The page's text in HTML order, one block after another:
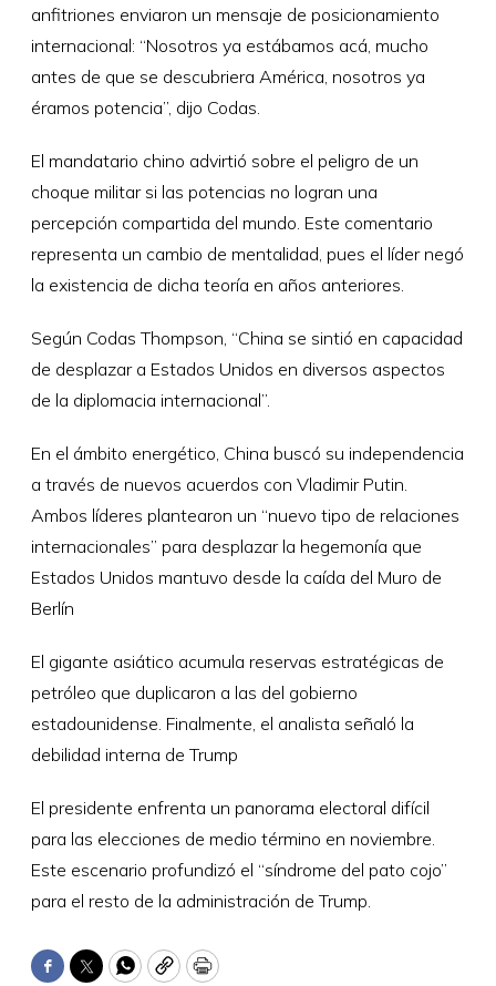
anfitriones enviaron un mensaje de posicionamiento
internacional: “Nosotros ya estábamos acá, mucho
antes de que se descubriera América, nosotros ya
éramos potencia”, dijo Codas.
El mandatario chino advirtió sobre el peligro de un
choque militar si las potencias no logran una
percepción compartida del mundo. Este comentario
representa un cambio de mentalidad, pues el líder negó
la existencia de dicha teoría en años anteriores.
Según Codas Thompson, “China se sintió en capacidad
de desplazar a Estados Unidos en diversos aspectos
de la diplomacia internacional”.
En el ámbito energético, China buscó su independencia
a través de nuevos acuerdos con Vladimir Putin.
Ambos líderes plantearon un “nuevo tipo de relaciones
internacionales” para desplazar la hegemonía que
Estados Unidos mantuvo desde la caída del Muro de
Berlín
El gigante asiático acumula reservas estratégicas de
petróleo que duplicaron a las del gobierno
estadounidense. Finalmente, el analista señaló la
debilidad interna de Trump
El presidente enfrenta un panorama electoral difícil
para las elecciones de medio término en noviembre.
Este escenario profundizó el “síndrome del pato cojo”
para el resto de la administración de Trump.
Facebook
TwitterWhatsApp
CopyPrint